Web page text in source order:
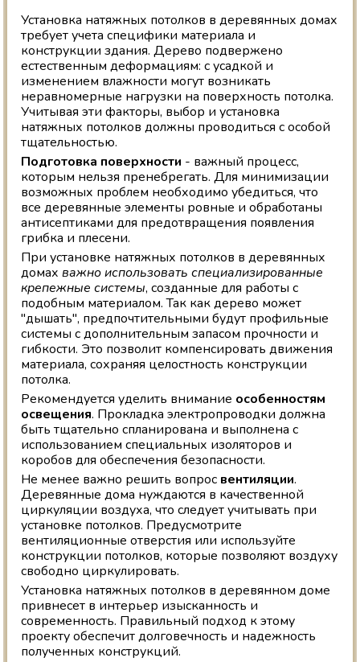
Установка натяжных потолков в деревянных домах
требует учета специфики материала и
конструкции здания. Дерево подвержено
естественным деформациям: с усадкой и
изменением влажности могут возникать
неравномерные нагрузки на поверхность потолка.
Учитывая эти факторы, выбор и установка
натяжных потолков должны проводиться с особой
тщательностью.
Подготовка поверхности - важный процесс,
которым нельзя пренебрегать. Для минимизации
возможных проблем необходимо убедиться, что
все деревянные элементы ровные и обработаны
антисептиками для предотвращения появления
грибка и плесени.
При установке натяжных потолков в деревянных
домахважно использовать специализированные
крепежные системы, созданные для работы с
подобным материалом. Так как дерево может
"дышать", предпочтительными будут профильные
системы с дополнительным запасом прочности и
гибкости. Это позволит компенсировать движения
материала, сохраняя целостность конструкции
потолка.
Рекомендуется уделить внимание особенностям
освещения. Прокладка электропроводки должна
быть тщательно спланирована и выполнена с
использованием специальных изоляторов и
коробов для обеспечения безопасности.
Не менее важно решить вопрос вентиляции.
Деревянные дома нуждаются в качественной
циркуляции воздуха, что следует учитывать при
установке потолков. Предусмотрите
вентиляционные отверстия или используйте
конструкции потолков, которые позволяют воздуху
свободно циркулировать.
Установка натяжных потолков в деревянном доме
привнесет в интерьер изысканность и
современность. Правильный подход к этому
проекту обеспечит долговечность и надежность
полученных конструкций.